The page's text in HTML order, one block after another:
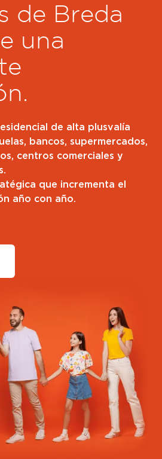
de Breda
una
de alta plusvalía
bancos, supermercados,
centros comerciales y
que incrementa el
año con año.